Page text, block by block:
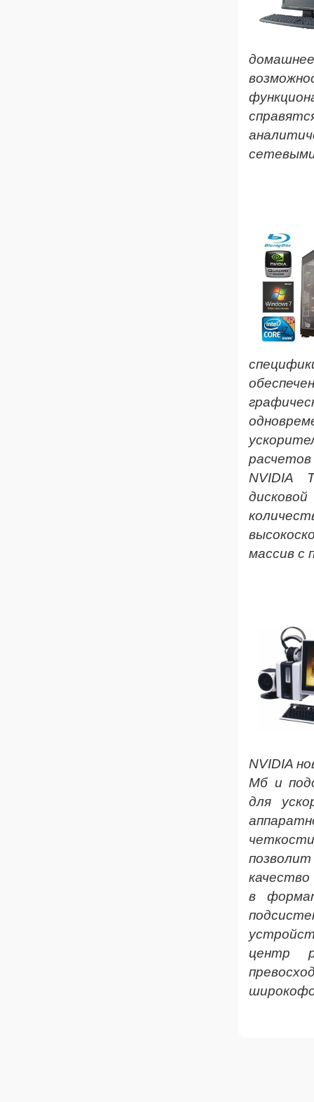
NVIDIA
массив с
NVIDIA
Мб и
для
в
центр